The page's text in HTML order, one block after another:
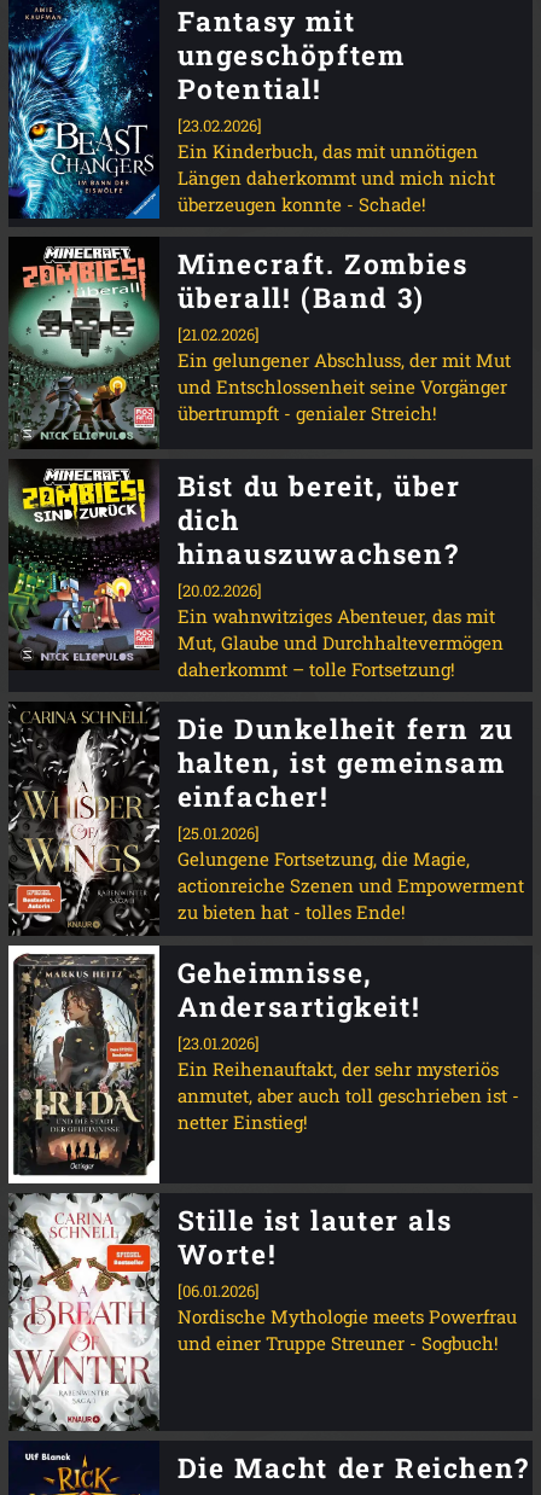
Fantasy mit
ungeschöpftem
Potential!
[23.02.2026]
Ein Kinderbuch, das mit unnötigen
Längen daherkommt und mich nicht
überzeugen konnte - Schade!
Minecraft. Zombies
überall! (Band 3)
[21.02.2026]
Ein gelungener Abschluss, der mit Mut
und Entschlossenheit seine Vorgänger
übertrumpft - genialer Streich!
Bist du bereit, über
dich
hinauszuwachsen?
[20.02.2026]
Ein wahnwitziges Abenteuer, das mit
Mut, Glaube und Durchhaltevermögen
daherkommt – tolle Fortsetzung!
Die Dunkelheit fern zu
halten, ist gemeinsam
einfacher!
[25.01.2026]
Gelungene Fortsetzung, die Magie,
actionreiche Szenen und Empowerment
zu bieten hat - tolles Ende!
Geheimnisse,
Andersartigkeit!
[23.01.2026]
Ein Reihenauftakt, der sehr mysteriös
anmutet, aber auch toll geschrieben ist -
netter Einstieg!
Stille ist lauter als
Worte!
[06.01.2026]
Nordische Mythologie meets Powerfrau
und einer Truppe Streuner - Sogbuch!
Die Macht der Reichen?